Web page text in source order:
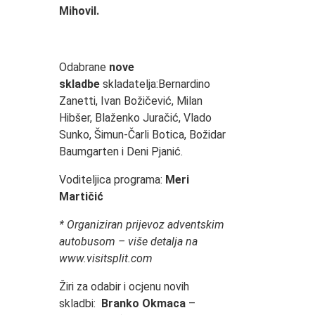
Mihovil.
Odabrane nove
skladbe skladatelja:Bernardino
Zanetti, Ivan Božičević, Milan
Hibšer, Blaženko Juračić, Vlado
Sunko, Šimun-Čarli Botica, Božidar
Baumgarten i Deni Pjanić.
Voditeljica programa: Meri
Martičić
* Organiziran prijevoz adventskim
autobusom – više detalja na
www.visitsplit.com
Žiri za odabir i ocjenu novih
skladbi: Branko Okmaca–